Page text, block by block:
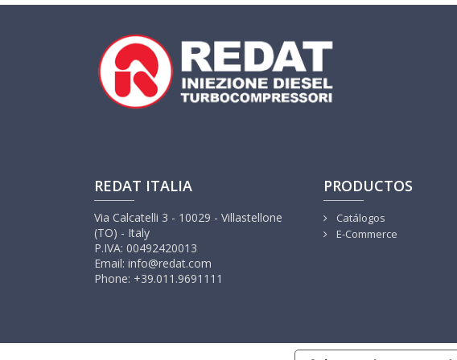
REDAT ITALIA
Via Calcatelli 3 - 10029 - Villastellone
(TO) - Italy
P.IVA: 00492420013
Email: info@redat.com
Phone: +39.011.9691111
PRODUCTOS
Catálogos
E-Commerce